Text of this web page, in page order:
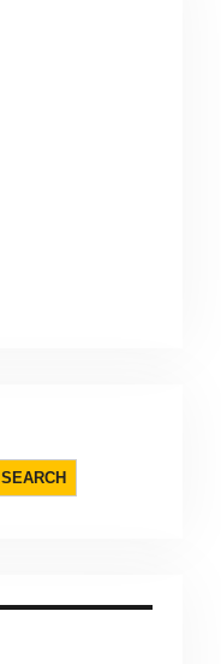
SEARCH